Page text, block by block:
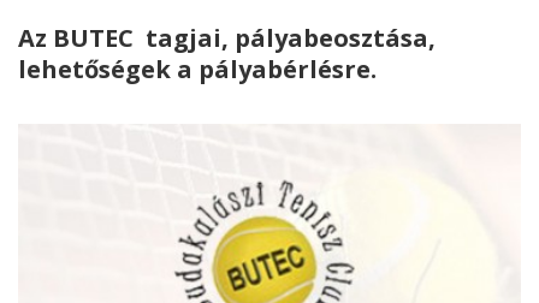
Az BUTEC tagjai, pályabeosztása,
lehetőségek a pályabérlésre.